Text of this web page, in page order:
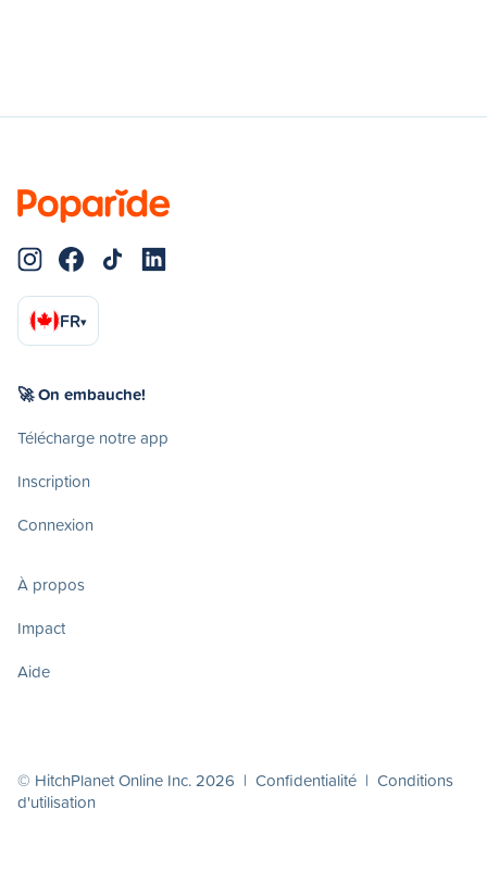
FR▾
🚀 On embauche!
Télécharge notre app
Inscription
Connexion
À propos
Impact
Aide
© HitchPlanet Online Inc. 2026 | Confidentialité | Conditions
d'utilisation